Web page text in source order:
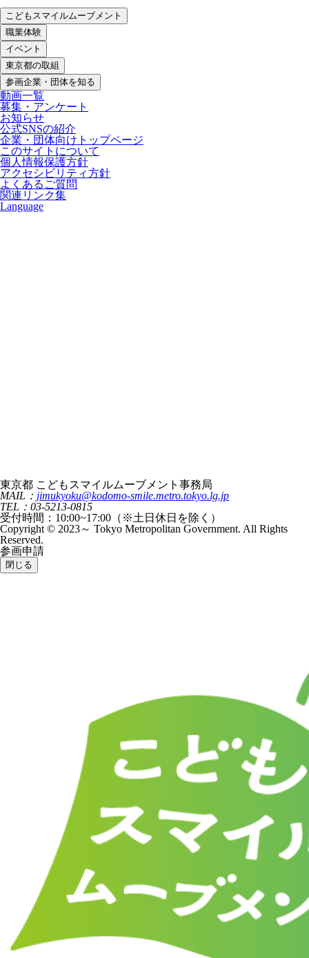
こどもスマイルムーブメント
職業体験
イベント
東京都の取組
参画企業・団体を知る
動画一覧
募集・アンケート
お知らせ
公式SNSの紹介
企業・団体向けトップページ
このサイトについて
個人情報保護方針
アクセシビリティ方針
よくあるご質問
関連リンク集
Language
東京都 こどもスマイルムーブメント事務局
MAIL： jimukyoku@kodomo-smile.metro.tokyo.lg.jp
TEL：03-5213-0815
受付時間：10:00~17:00（※土日休日を除く）
Copyright © 2023～ Tokyo Metropolitan Government. All Rights
Reserved.
参画申請
閉じる